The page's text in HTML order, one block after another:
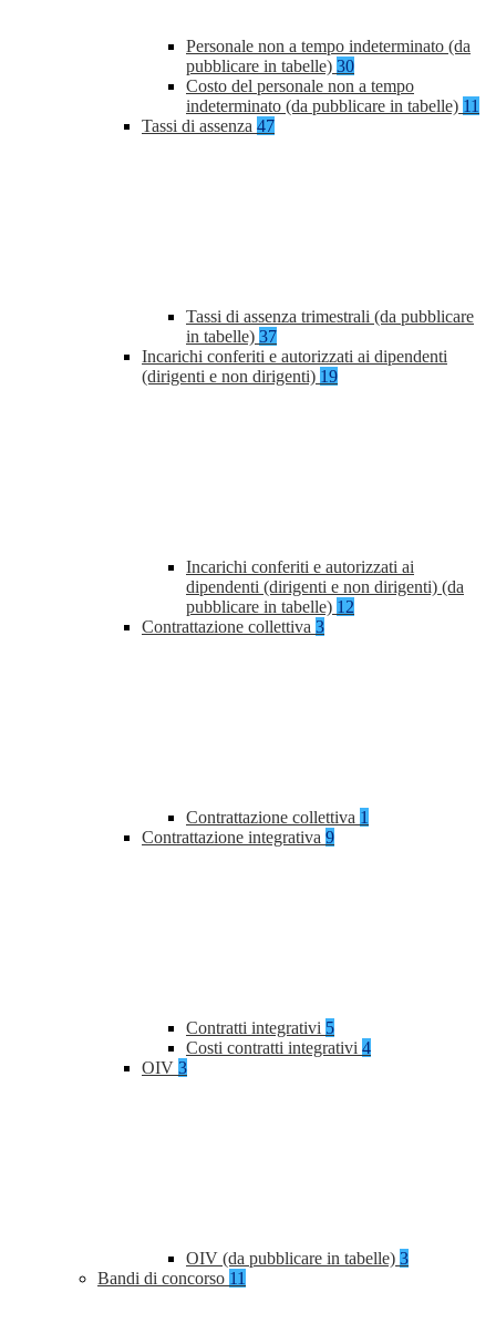
Personale non a tempo indeterminato (da
pubblicare in tabelle) 30
Costo del personale non a tempo
indeterminato (da pubblicare in tabelle) 11
Tassi di assenza 47
Tassi di assenza trimestrali (da pubblicare
in tabelle) 37
Incarichi conferiti e autorizzati ai dipendenti
(dirigenti e non dirigenti) 19
Incarichi conferiti e autorizzati ai
dipendenti (dirigenti e non dirigenti) (da
pubblicare in tabelle) 12
Contrattazione collettiva 3
Contrattazione collettiva 1
Contrattazione integrativa 9
Contratti integrativi 5
Costi contratti integrativi 4
OIV 3
OIV (da pubblicare in tabelle) 3
Bandi di concorso 11